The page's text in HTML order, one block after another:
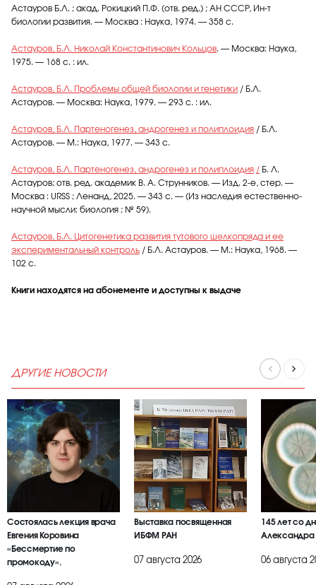
Астауров Б.Л. ; акад. Рокицкий П.Ф. (отв. ред.) ; АН СССР, Ин-т
биологии развития. — Москва : Наука, 1974. — 358 с.
Астауров, Б.Л. Николай Константинович Кольцов. — Москва: Наука,
1975. — 168 с. : ил.
Астауров, Б.Л. Проблемы общей биологии и генетики / Б.Л.
Астауров. — Москва: Наука, 1979. — 293 с. : ил.
Астауров, Б.Л. Партеногенез, андрогенез и полиплоидия / Б.Л.
Астауров. — М.: Наука, 1977. — 343 с.
Астауров, Б.Л. Партеногенез, андрогенез и полиплоидия / Б. Л.
Астауров; отв. ред. академик В. А. Струнников. — Изд. 2-е, стер. —
Москва : URSS ; Ленанд, 2025. — 343 с. — (Из наследия естественно-
научной мысли: биология ; № 59).
Астауров, Б.Л. Цитогенетика развития тутового шелкопряда и ее
экспериментальный контроль / Б.Л. Астауров. — М.: Наука, 1968. —
102 с.
Книги находятся на абонементе и доступны к выдаче
ДРУГИЕ НОВОСТИ
Состоялась лекция врача
Евгения Коровина
«Бессмертие по
промокоду».
Выставка посвященная
ИБФМ РАН
07 августа 2026
145 лет со
Александра
06 августа